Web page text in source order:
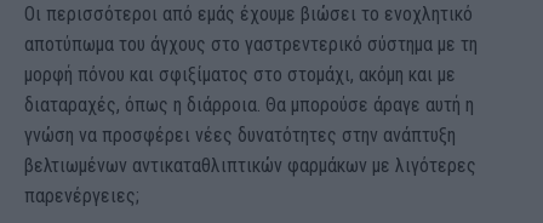
Οι περισσότεροι από εμάς έχουμε βιώσει το ενοχλητικό
αποτύπωμα του άγχους στο γαστρεντερικό σύστημα με τη
μορφή πόνου και σφιξίματος στο στομάχι, ακόμη και με
διαταραχές, όπως η διάρροια. Θα μπορούσε άραγε αυτή η
γνώση να προσφέρει νέες δυνατότητες στην ανάπτυξη
βελτιωμένων αντικαταθλιπτικών φαρμάκων με λιγότερες
παρενέργειες;